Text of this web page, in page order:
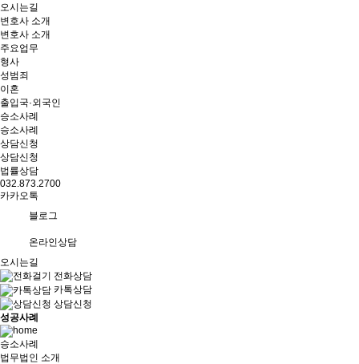
오시는길
변호사 소개
변호사 소개
주요업무
형사
성범죄
이혼
출입국·외국인
승소사례
승소사례
상담신청
상담신청
법률상담
032.873.2700
카카오톡
블로그
온라인상담
오시는길
전화상담
카톡상담
상담신청
성공사례
승소사례
법무법인 소개